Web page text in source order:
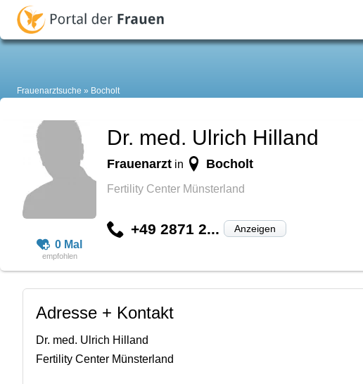
Frauenarztsuche Bocholt
0 Mal
Dr. med. Ulrich Hilland
Frauenarzt in Bocholt
Fertility Center Münsterland
+49 2871 2... Anzeigen
Adresse + Kontakt
Dr. med. Ulrich Hilland
Fertility Center Münsterland